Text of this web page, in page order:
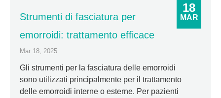
Strumenti di fasciatura per
emorroidi: trattamento efficace
Mar 18, 2025
Gli strumenti per la fasciatura delle emorroidi
sono utilizzati principalmente per il trattamento
delle emorroidi interne o esterne. Per pazienti
18
MAR